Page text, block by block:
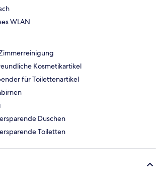
WLAN
Kosmetikartikel
für Toilettenartikel
Duschen
Toiletten